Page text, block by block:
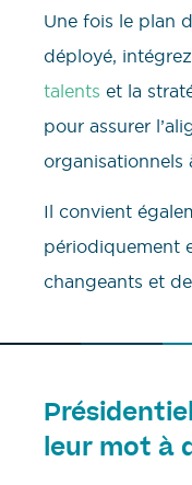
Une fois le plan
déployé,
talents et la
pour assurer
organisationnels
Il convient
périodiquement
changeants et
leur mot à